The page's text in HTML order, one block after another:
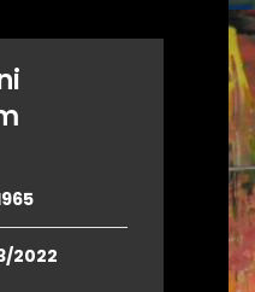
2022